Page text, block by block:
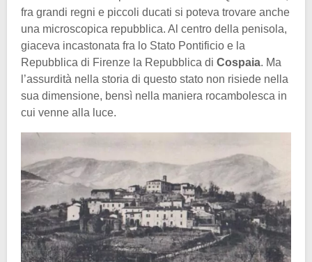
fra grandi regni e piccoli ducati si poteva trovare anche
una microscopica repubblica. Al centro della penisola,
giaceva incastonata fra lo Stato Pontificio e la
Repubblica di Firenze la Repubblica di Cospaia. Ma
l’assurdità nella storia di questo stato non risiede nella
sua dimensione, bensì nella maniera rocambolesca in
cui venne alla luce.